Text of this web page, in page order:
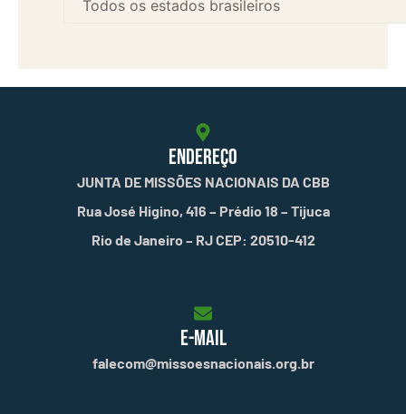
ENDEREÇO
JUNTA DE MISSÕES NACIONAIS DA CBB
Rua José Higino, 416 – Prédio 18 – Tijuca
Rio de Janeiro – RJ CEP: 20510-412
E-MAIL
falecom@missoesnacionais.org.br